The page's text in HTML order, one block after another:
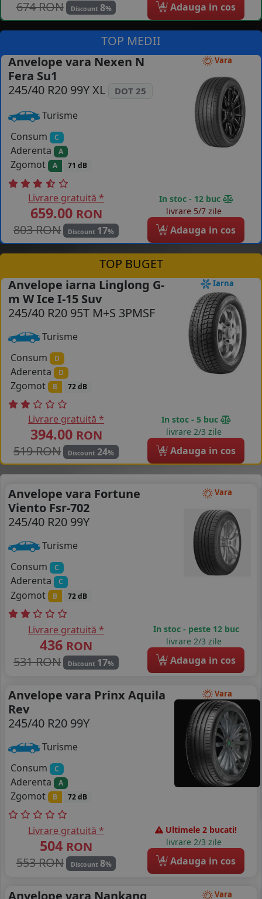
674 RON
Discount 8%
4 Adauga in cos
TOP MEDII
Vara
Anvelope vara Nexen N
Fera Su1
245/40 R20 99Y XL
DOT 25
Turisme
Consum
C
Aderenta A
Zgomot A 71 dB
Livrare gratuită *
659.00 RON
803 RON
Discount 17%
In stoc - 12 buc
livrare 5/7 zile
4 Adauga in cos
TOP BUGET
Iarna
Anvelope iarna Linglong G-
m W Ice I-15 Suv
245/40 R20 95T M+S 3PMSF
Turisme
Consum
D
Aderenta D
Zgomot B 72 dB
Livrare gratuită *
394.00 RON
519 RON
Discount 24%
In stoc - 5 buc
livrare 2/3 zile
4 Adauga in cos
Vara
Anvelope vara Fortune
Viento Fsr-702
245/40 R20 99Y
Turisme
Consum
C
Aderenta C
Zgomot B 72 dB
Livrare gratuită *
436 RON
531 RON
Discount 17%
In stoc - peste 12 buc
livrare 2/3 zile
4 Adauga in cos
Vara
Anvelope vara Prinx Aquila
Rev
245/40 R20 99Y
Turisme
Consum
C
Aderenta A
Zgomot B 72 dB
Livrare gratuită *
504 RON
553 RON
Discount 8%
Ultimele 2 bucati!
livrare 2/3 zile
4 Adauga in cos
Vara